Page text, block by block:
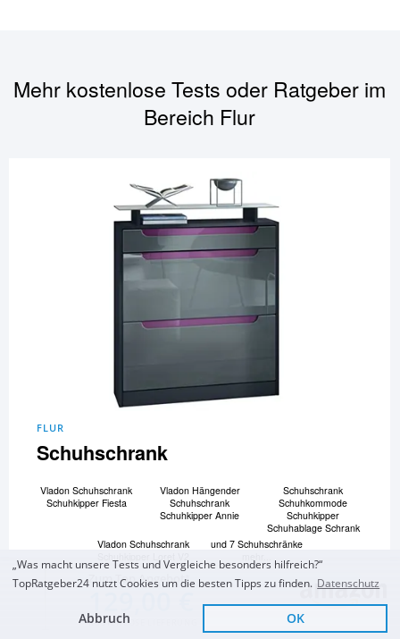
Zum Top Angebot
KOSTENLOSE LIEFERUNG
Mehr kostenlose Tests oder Ratgeber im
Bereich Flur
FLUR
Schuhschrank
Vladon Schuhschrank
Schuhkipper Fiesta
Vladon Hängender
Schuhschrank
Schuhkipper Annie
Schuhschrank
Schuhkommode
Schuhkipper
Schuhablage Schrank
Vladon Schuhschrank
und 7 Schuhschränke
Zum Vergleich und Ratgeber
„Was macht unsere Tests und Vergleiche besonders hilfreich?“
TopRatgeber24 nutzt Cookies um die besten Tipps zu finden. Datenschutz
Abbruch OK